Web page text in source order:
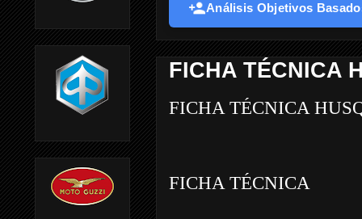
Análisis Objetivos
FICHA TÉCNICA
FICHA TÉCNICA
FICHA TÉCNICA